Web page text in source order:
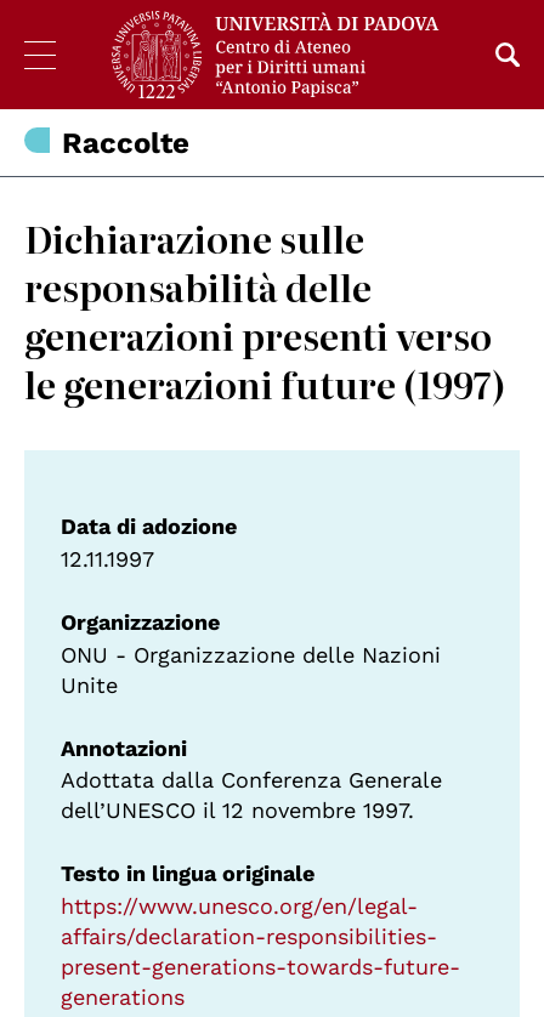
Raccolte
Dichiarazione sulle
responsabilità delle
generazioni presenti verso
le generazioni future (1997)
Data di adozione
12.11.1997
Organizzazione
ONU - Organizzazione delle Nazioni
Unite
Annotazioni
Adottata dalla Conferenza Generale
dell’UNESCO il 12 novembre 1997.
Testo in lingua originale
https://www.unesco.org/en/legal-
affairs/declaration-responsibilities-
present-generations-towards-future-
generations